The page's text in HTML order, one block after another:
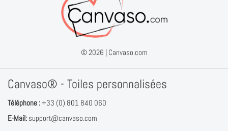
© 2026 | Canvaso.com
Canvaso® - Toiles personnalisées
Téléphone :+33 (0) 801 840 060
E-Mail: support@canvaso.com